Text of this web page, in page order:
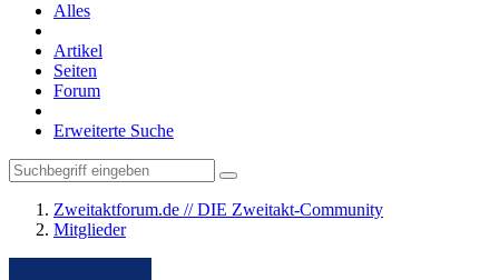
Alles
Artikel
Seiten
Forum
Erweiterte Suche
Zweitaktforum.de // DIE Zweitakt-Community
Mitglieder